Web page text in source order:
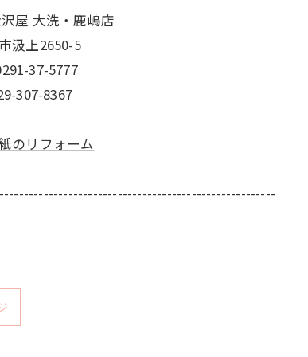
屋 大洗・鹿嶋店
汲上2650-5
37-5777
307-8367
のリフォーム